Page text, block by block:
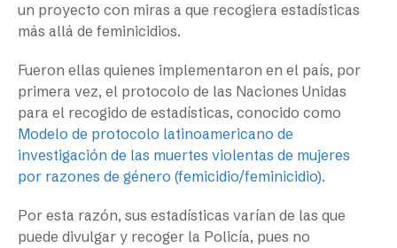
un proyecto con miras a que recogiera estadísticas
más allá de feminicidios.
Fueron ellas quienes implementaron en el país, por
primera vez, el protocolo de las Naciones Unidas
para el recogido de estadísticas, conocido como
Modelo de protocolo latinoamericano de
investigación de las muertes violentas de mujeres
por razones de género (femicidio/feminicidio).
Por esta razón, sus estadísticas varían de las que
puede divulgar y recoger la Policía, pues no